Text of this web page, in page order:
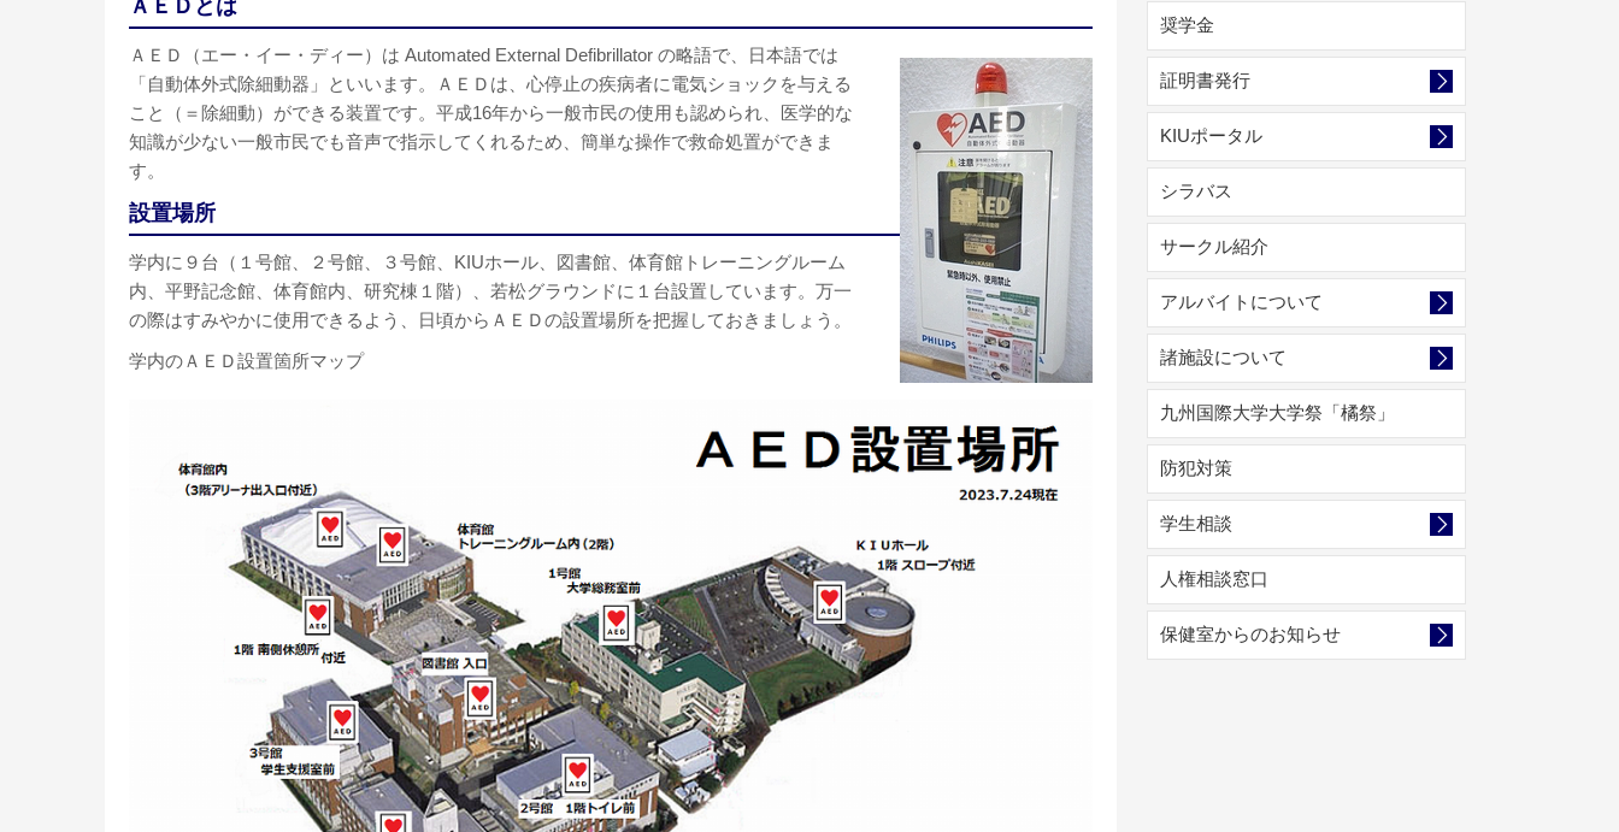
ＡＥＤ（エー・イー・ディー）は Automated External Defibrillator の略語で、日本語では
「自動体外式除細動器」といいます。ＡＥＤは、心停止の疾病者に電気ショックを与える
こと（＝除細動）ができる装置です。平成16年から一般市民の使用も認められ、医学的な
知識が少ない一般市民でも音声で指示してくれるため、簡単な操作で救命処置ができま
す。
設置場所
学内に９台（１号館、２号館、３号館、KIUホール、図書館、体育館トレーニングルーム
内、平野記念館、体育館内、研究棟１階）、若松グラウンドに１台設置しています。万一
の際はすみやかに使用できるよう、日頃からＡＥＤの設置場所を把握しておきましょう。
学内のＡＥＤ設置箇所マップ
奨学金
証明書発行
KIUポータル
シラバス
サークル紹介
アルバイトについて
諸施設について
九州国際大学大学祭「橘祭」
防犯対策
学生相談
人権相談窓口
保健室からのお知らせ